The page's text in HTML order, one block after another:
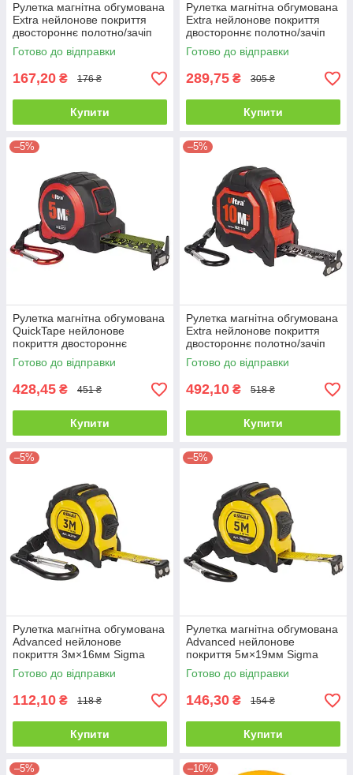
Рулетка магнітна обгумована
Extra нейлонове покриття
двостороннє полотно/зачіп
3м×16мм Ultra 3822112
Готово до відправки
167,20 ₴ 176 ₴
Купити
Рулетка магнітна обгумована
Extra нейлонове покриття
двостороннє полотно/зачіп
5м×25мм Ultra 3822142
Готово до відправки
289,75 ₴ 305 ₴
Купити
–5%
Рулетка магнітна обгумована
QuickTape нейлонове
покриття двостороннє
полотно/зачіп автостоп
5м×32мм Ultra 3821052
Готово до відправки
428,45 ₴ 451 ₴
Купити
–5%
Рулетка магнітна обгумована
Extra нейлонове покриття
двостороннє полотно/зачіп
10м×25мм Ultra 3822182
Готово до відправки
492,10 ₴ 518 ₴
Купити
–5%
Рулетка магнітна обгумована
Advanced нейлонове
покриття 3м×16мм Sigma
3823131
Готово до відправки
112,10 ₴ 118 ₴
Купити
–5%
Рулетка магнітна обгумована
Advanced нейлонове
покриття 5м×19мм Sigma
3823151
Готово до відправки
146,30 ₴ 154 ₴
Купити
–5% –10%